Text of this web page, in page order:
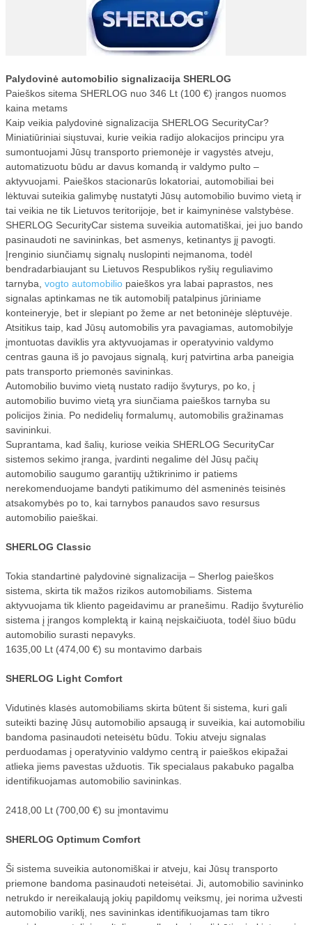
Palydovinė automobilio signalizacija SHERLOG
Paieškos sitema SHERLOG nuo 346 Lt (100 €) įrangos nuomos
kaina metams
Kaip veikia palydovinė signalizacija SHERLOG SecurityCar?
Miniatiūriniai siųstuvai, kurie veikia radijo alokacijos principu yra
sumontuojami Jūsų transporto priemonėje ir vagystės atveju,
automatizuotu būdu ar davus komandą ir valdymo pulto –
aktyvuojami. Paieškos stacionarūs lokatoriai, automobiliai bei
lėktuvai suteikia galimybę nustatyti Jūsų automobilio buvimo vietą ir
tai veikia ne tik Lietuvos teritorijoje, bet ir kaimyninėse valstybėse.
SHERLOG SecurityCar sistema suveikia automatiškai, jei juo bando
pasinaudoti ne savininkas, bet asmenys, ketinantys jį pavogti.
Įrenginio siunčiamų signalų nuslopinti neįmanoma, todėl
bendradarbiaujant su Lietuvos Respublikos ryšių reguliavimo
tarnyba, vogto automobilio paieškos yra labai paprastos, nes
signalas aptinkamas ne tik automobilį patalpinus jūriniame
konteineryje, bet ir slepiant po žeme ar net betoninėje slėptuvėje.
Atsitikus taip, kad Jūsų automobilis yra pavagiamas, automobilyje
įmontuotas daviklis yra aktyvuojamas ir operatyvinio valdymo
centras gauna iš jo pavojaus signalą, kurį patvirtina arba paneigia
pats transporto priemonės savininkas.
Automobilio buvimo vietą nustato radijo švyturys, po ko, į
automobilio buvimo vietą yra siunčiama paieškos tarnyba su
policijos žinia. Po nedidelių formalumų, automobilis gražinamas
savininkui.
Suprantama, kad šalių, kuriose veikia SHERLOG SecurityCar
sistemos sekimo įranga, įvardinti negalime dėl Jūsų pačių
automobilio saugumo garantijų užtikrinimo ir patiems
nerekomenduojame bandyti patikimumo dėl asmeninės teisinės
atsakomybės po to, kai tarnybos panaudos savo resursus
automobilio paieškai.
SHERLOG Classic
Tokia standartinė palydovinė signalizacija – Sherlog paieškos
sistema, skirta tik mažos rizikos automobiliams. Sistema
aktyvuojama tik kliento pageidavimu ar pranešimu. Radijo švyturėlio
sistema į įrangos komplektą ir kainą neįskaičiuota, todėl šiuo būdu
automobilio surasti nepavyks.
1635,00 Lt (474,00 €) su montavimo darbais
SHERLOG Light Comfort
Vidutinės klasės automobiliams skirta būtent ši sistema, kuri gali
suteikti bazinę Jūsų automobilio apsaugą ir suveikia, kai automobiliu
bandoma pasinaudoti neteisėtu būdu. Tokiu atveju signalas
perduodamas į operatyvinio valdymo centrą ir paieškos ekipažai
atlieka jiems pavestas užduotis. Tik specialaus pakabuko pagalba
identifikuojamas automobilio savininkas.
2418,00 Lt (700,00 €) su įmontavimu
SHERLOG Optimum Comfort
Ši sistema suveikia autonomiškai ir atveju, kai Jūsų transporto
priemone bandoma pasinaudoti neteisėtai. Ji, automobilio savininko
netrukdo ir nereikalaują jokių papildomų veiksmų, jei norima užvesti
automobilio variklį, nes savininkas identifikuojamas tam tikro